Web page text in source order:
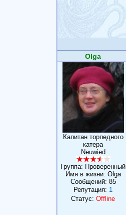
Olga
Капитан торпедного
катера
Neuwied
Группа: Проверенный
Имя в жизни: Olga
Сообщений: 85
Репутация: 1
Статус: Offline